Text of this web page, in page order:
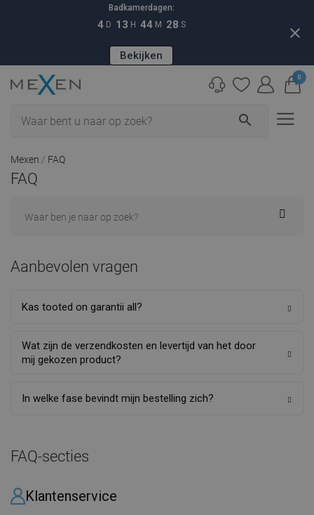
Badkamerdagen:
4 D 13 H 44 M 27 S
Bekijken
close
search
0
Mexen FAQ
FAQ
Aanbevolen vragen
Kas tooted on garantii all?
Wat zijn de verzendkosten en levertijd van het door
mij gekozen product?
In welke fase bevindt mijn bestelling zich?
FAQ-secties
Klantenservice